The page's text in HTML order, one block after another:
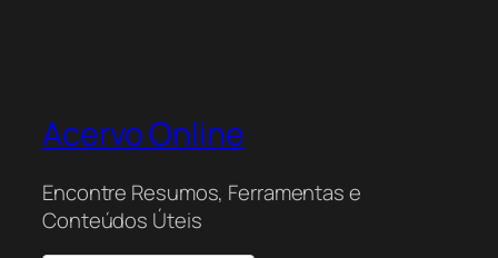
Acervo Online
Encontre Resumos, Ferramentas e
Conteúdos Úteis